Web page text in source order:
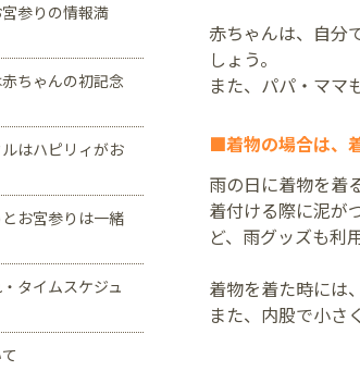
赤ちゃんは、自分
しょう。
また、パパ・ママ
■着物の場合は、
雨の日に着物を着
着付ける際に泥が
ど、雨グッズも利
着物を着た時には
また、内股で小さ
参りの情報満
ちゃんの初記念
はハピリィがお
お宮参りは一緒
タイムスケジュ